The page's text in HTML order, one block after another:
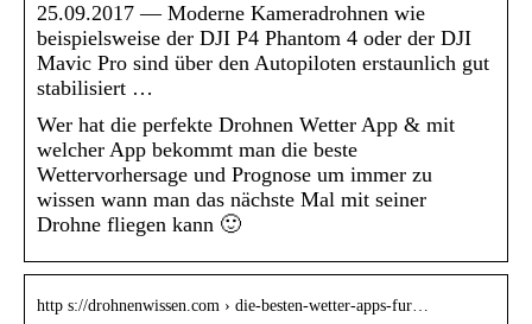
25.09.2017 — Moderne Kameradrohnen wie
beispielsweise der DJI P4 Phantom 4 oder der DJI
Mavic Pro sind über den Autopiloten erstaunlich gut
stabilisiert …
Wer hat die perfekte Drohnen Wetter App & mit
welcher App bekommt man die beste
Wettervorhersage und Prognose um immer zu
wissen wann man das nächste Mal mit seiner
Drohne fliegen kann 🙂
http s://drohnenwissen.com › die-besten-wetter-apps-fur…